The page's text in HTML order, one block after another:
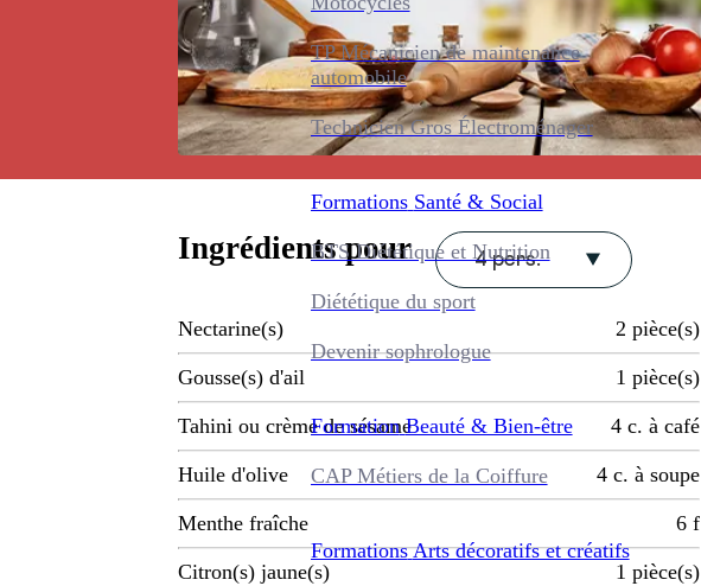
TP Mécanicien de maintenance
automobile
Technicien Gros Électroménager
Formations Santé & Social
BTS Diététique et Nutrition
Diététique du sport
Devenir sophrologue
Formation Beauté & Bien-être
CAP Métiers de la Coiffure
Formations Arts décoratifs et créatifs
Ingrédients pour 4 pers.
Nectarine(s) 2 pièce(s)
Gousse(s) d'ail 1 pièce(s)
Tahini ou crème de sésame 4 c. à café
Huile d'olive 4 c. à soupe
Menthe fraîche 6 f
Citron(s) jaune(s) 1 pièce(s)